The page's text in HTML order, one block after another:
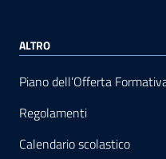
ALTRO
Piano dell’Offerta
Regolamenti
Calendario scolastico